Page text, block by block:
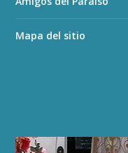
Mapa del sitio